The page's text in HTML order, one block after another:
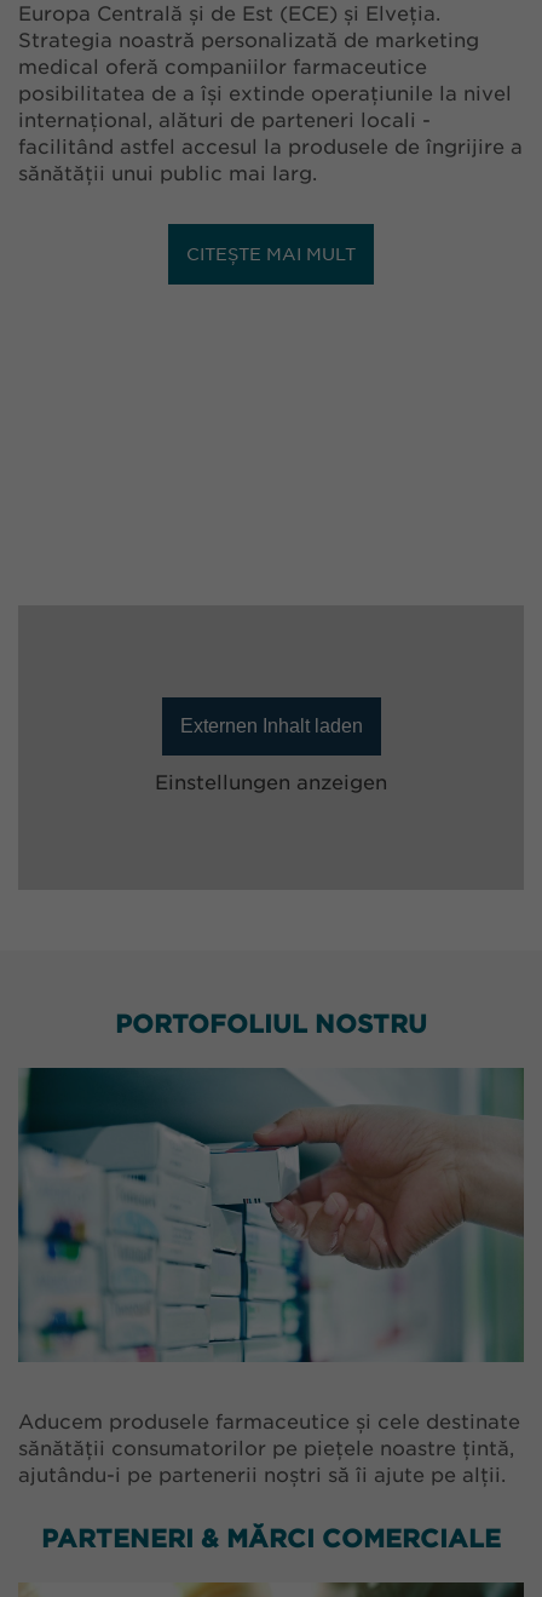
Europa Centrală și de Est (ECE) și Elveția.
Strategia noastră personalizată de marketing
medical oferă companiilor farmaceutice
posibilitatea de a își extinde operațiunile la nivel
internațional, alături de parteneri locali -
facilitând astfel accesul la produsele de îngrijire a
sănătății unui public mai larg.
CITEȘTE MAI MULT
Externen Inhalt laden
Einstellungen anzeigen
PORTOFOLIUL NOSTRU
Aducem produsele farmaceutice și cele destinate
sănătății consumatorilor pe piețele noastre țintă,
ajutându-i pe partenerii noștri să îi ajute pe alții.
PARTENERI & MĂRCI COMERCIALE